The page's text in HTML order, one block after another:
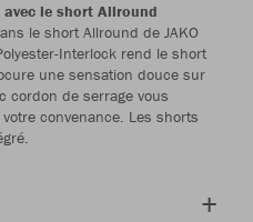
le short Allround
le short Allround de JAKO
Interlock rend le short
une sensation douce sur
cordon de serrage vous
convenance. Les shorts